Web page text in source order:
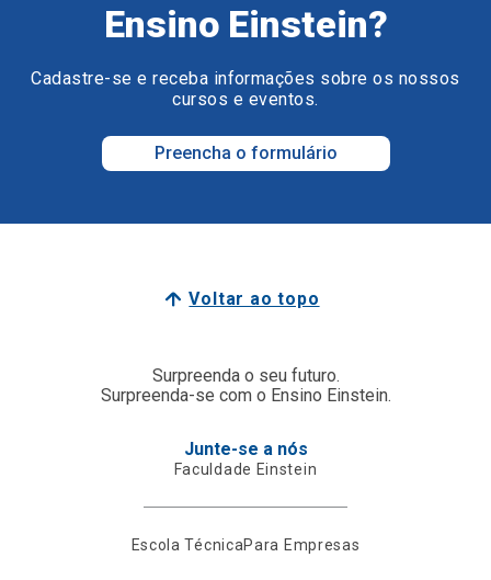
Ensino Einstein?
Cadastre-se e receba informações sobre os nossos
cursos e eventos.
Preencha o formulário
Voltar ao topo
Surpreenda o seu futuro.
Surpreenda-se com o Ensino Einstein.
Junte-se a nós
Faculdade Einstein
Escola TécnicaPara Empresas